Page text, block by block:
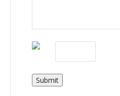
Submit